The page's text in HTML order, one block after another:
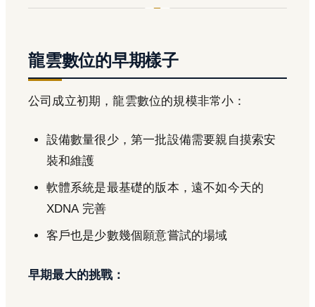
龍雲數位的早期樣子
公司成立初期，龍雲數位的規模非常小：
設備數量很少，第一批設備需要親自摸索安
裝和維護
軟體系統是最基礎的版本，遠不如今天的
XDNA 完善
客戶也是少數幾個願意嘗試的場域
早期最大的挑戰：